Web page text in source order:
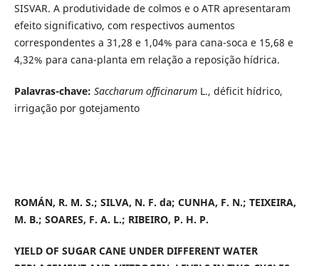
SISVAR. A produtividade de colmos e o ATR apresentaram
efeito significativo, com respectivos aumentos
correspondentes a 31,28 e 1,04% para cana-soca e 15,68 e
4,32% para cana-planta em relação a reposição hídrica.
Palavras-chave: Saccharum officinarumL., déficit hídrico,
irrigação por gotejamento
ROMÁN, R. M. S.; SILVA, N. F. da; CUNHA, F. N.; TEIXEIRA,
M. B.; SOARES, F. A. L.; RIBEIRO, P. H. P.
YIELD OF SUGAR CANE UNDER DIFFERENT WATER